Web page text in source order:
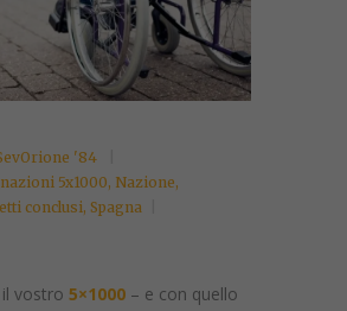
'84
5x1000, Nazione,
conclusi, Spagna
vostro 5×1000 – e con quello